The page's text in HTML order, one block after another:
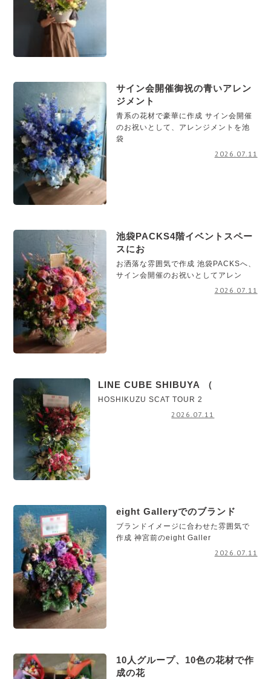
サイン会開催御祝の青いアレン
ジメント
青系の花材で豪華に作成 サイン会開催
のお祝いとして、アレンジメントを池
袋
2026.07.11
池袋PACKS4階イベントスペー
スにお
お洒落な雰囲気で作成 池袋PACKSへ、
サイン会開催のお祝いとしてアレン
2026.07.11
LINE CUBE SHIBUYA （
HOSHIKUZU SCAT TOUR 2
2026.07.11
eight Galleryでのブランド
ブランドイメージに合わせた雰囲気で
作成 神宮前のeight Galler
2026.07.11
10人グループ、10色の花材で作
成の花